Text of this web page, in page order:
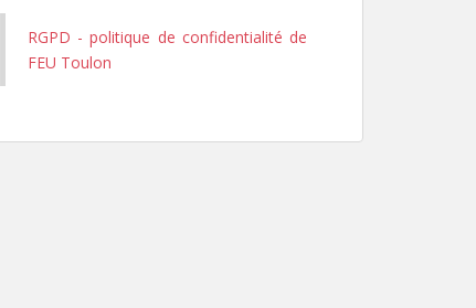
RGPD - politique de confidentialité de
FEU Toulon